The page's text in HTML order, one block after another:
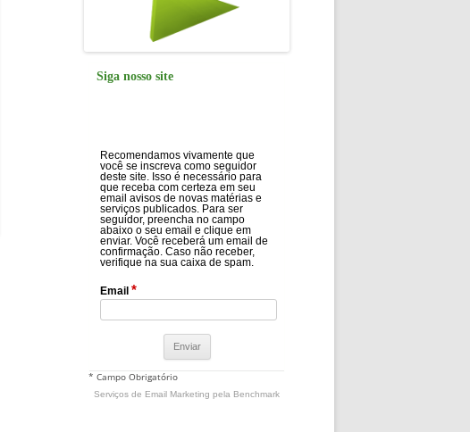
Siga nosso site
Recomendamos vivamente que
você se inscreva como seguidor
deste site. Isso é necessário para
que receba com certeza em seu
email avisos de novas matérias e
serviços publicados. Para ser
seguidor, preencha no campo
abaixo o seu email e clique em
enviar. Você receberá um email de
confirmação. Caso não receber,
verifique na sua caixa de spam.
Email *
* Campo Obrigatório
Serviços de Email Marketing pela Benchmark